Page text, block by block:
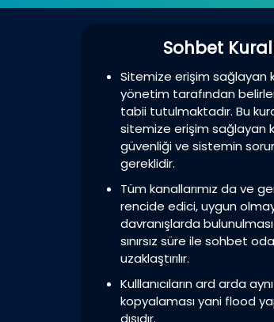
Sohbet
Sitemize erişim sağlayan
yönetim tarafından
tabii tutulmaktadır. Bu
sitemize erişim sağlayan
güvenliği ve sistemin
gereklidir.
Tüm kanallarımız da ve
rencide edici, uygun
davranışlarda bulunulması
sınırsız süre ile sohbet
uzaklaştırılır.
Kulllanıcıların ard arda
kopyalaması yani flood
dışıdır.